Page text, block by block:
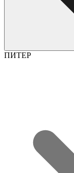
ПИТЕР